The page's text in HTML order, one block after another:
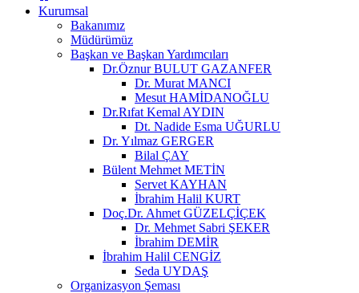
Kurumsal
Bakanımız
Müdürümüz
Başkan ve Başkan Yardımcıları
Dr.Öznur BULUT GAZANFER
Dr. Murat MANCI
Mesut HAMİDANOĞLU
Dr.Rıfat Kemal AYDIN
Dt. Nadide Esma UĞURLU
Dr. Yılmaz GERGER
Bilal ÇAY
Bülent Mehmet METİN
Servet KAYHAN
İbrahim Halil KURT
Doç.Dr. Ahmet GÜZELÇİÇEK
Dr. Mehmet Sabri ŞEKER
İbrahim DEMİR
İbrahim Halil CENGİZ
Seda UYDAŞ
Organizasyon Şeması